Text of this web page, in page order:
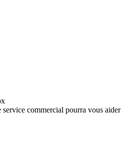
commercial pourra vous aider